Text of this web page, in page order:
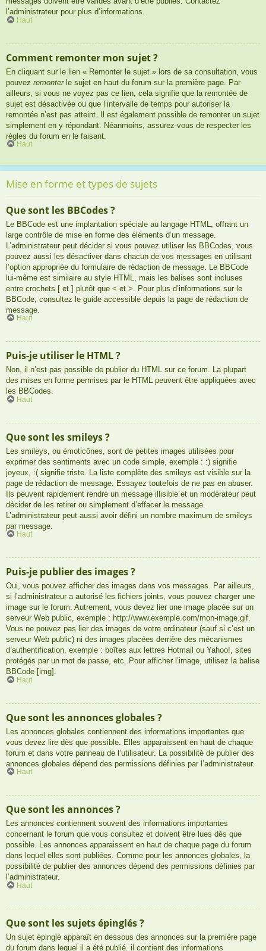
l’administrateur pour plus d’informations.
Haut
Comment remonter mon sujet ?
En cliquant sur le lien « Remonter le sujet » lors de sa consultation, vous
pouvez remonterle sujet en haut du forum sur la première page. Par
ailleurs, si vous ne voyez pas ce lien, cela signifie que la remontée de
sujet est désactivée ou que l’intervalle de temps pour autoriser la
remontée n’est pas atteint. Il est également possible de remonter un sujet
simplement en y répondant. Néanmoins, assurez-vous de respecter les
règles du forum en le faisant.
Haut
Mise en forme et types de sujets
Que sont les BBCodes ?
Le BBCode est une implantation spéciale au langage HTML, offrant un
large contrôle de mise en forme des éléments d’un message.
L’administrateur peut décider si vous pouvez utiliser les BBCodes, vous
pouvez aussi les désactiver dans chacun de vos messages en utilisant
l’option appropriée du formulaire de rédaction de message. Le BBCode
lui-même est similaire au style HTML, mais les balises sont incluses
entre crochets [ et ] plutôt que < et >. Pour plus d’informations sur le
BBCode, consultez le guide accessible depuis la page de rédaction de
message.
Haut
Puis-je utiliser le HTML ?
Non, il n’est pas possible de publier du HTML sur ce forum. La plupart
des mises en forme permises par le HTML peuvent être appliquées avec
les BBCodes.
Haut
Que sont les smileys ?
Les smileys, ou émoticônes, sont de petites images utilisées pour
exprimer des sentiments avec un code simple, exemple : :) signifie
joyeux, :( signifie triste. La liste complète des smileys est visible sur la
page de rédaction de message. Essayez toutefois de ne pas en abuser.
Ils peuvent rapidement rendre un message illisible et un modérateur peut
décider de les retirer ou simplement d’effacer le message.
L’administrateur peut aussi avoir défini un nombre maximum de smileys
par message.
Haut
Puis-je publier des images ?
Oui, vous pouvez afficher des images dans vos messages. Par ailleurs,
si l’administrateur a autorisé les fichiers joints, vous pouvez charger une
image sur le forum. Autrement, vous devez lier une image placée sur un
serveur Web public, exemple : http://www.exemple.com/mon-image.gif.
Vous ne pouvez pas lier des images de votre ordinateur (sauf si c’est un
serveur Web public) ni des images placées derrière des mécanismes
d’authentification, exemple : boîtes aux lettres Hotmail ou Yahoo!, sites
protégés par un mot de passe, etc. Pour afficher l’image, utilisez la balise
BBCode [img].
Haut
Que sont les annonces globales ?
Les annonces globales contiennent des informations importantes que
vous devez lire dès que possible. Elles apparaissent en haut de chaque
forum et dans votre panneau de l’utilisateur. La possibilité de publier des
annonces globales dépend des permissions définies par l’administrateur.
Haut
Que sont les annonces ?
Les annonces contiennent souvent des informations importantes
concernant le forum que vous consultez et doivent être lues dès que
possible. Les annonces apparaissent en haut de chaque page du forum
dans lequel elles sont publiées. Comme pour les annonces globales, la
possibilité de publier des annonces dépend des permissions définies par
l’administrateur.
Haut
Que sont les sujets épinglés ?
Un sujet épinglé apparaît en dessous des annonces sur la première page
du forum dans lequel il a été publié. il contient des informations